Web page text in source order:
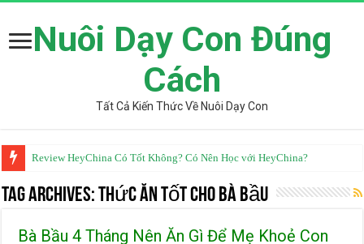
Nuôi Dạy Con Đúng
Cách
Tất Cả Kiến Thức Về Nuôi Dạy Con
Review HeyChina Có Tốt Không? Có Nên Học với HeyChina?
Tag Archives:thức ăn tốt cho bà bầu
Bà Bầu 4 Tháng Nên Ăn Gì Để Mẹ Khoẻ Con